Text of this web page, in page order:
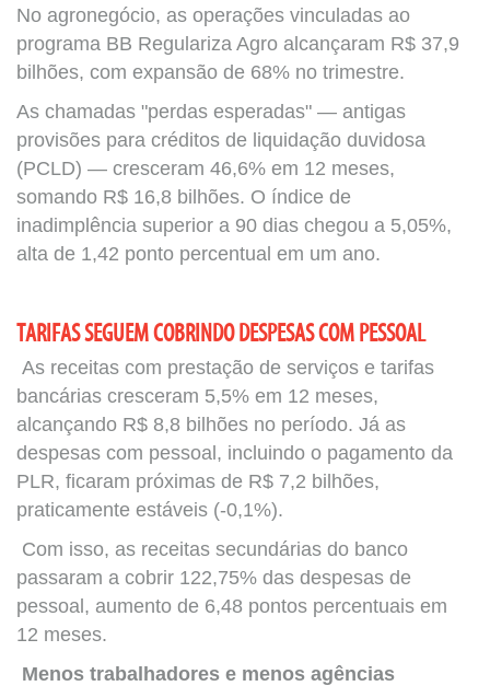
No agronegócio, as operações vinculadas ao
programa BB Regulariza Agro alcançaram R$ 37,9
bilhões, com expansão de 68% no trimestre.
As chamadas "perdas esperadas" — antigas
provisões para créditos de liquidação duvidosa
(PCLD) — cresceram 46,6% em 12 meses,
somando R$ 16,8 bilhões. O índice de
inadimplência superior a 90 dias chegou a 5,05%,
alta de 1,42 ponto percentual em um ano.
TARIFAS SEGUEM COBRINDO DESPESAS COM PESSOAL
As receitas com prestação de serviços e tarifas
bancárias cresceram 5,5% em 12 meses,
alcançando R$ 8,8 bilhões no período. Já as
despesas com pessoal, incluindo o pagamento da
PLR, ficaram próximas de R$ 7,2 bilhões,
praticamente estáveis (-0,1%).
Com isso, as receitas secundárias do banco
passaram a cobrir 122,75% das despesas de
pessoal, aumento de 6,48 pontos percentuais em
12 meses.
Menos trabalhadores e menos agências